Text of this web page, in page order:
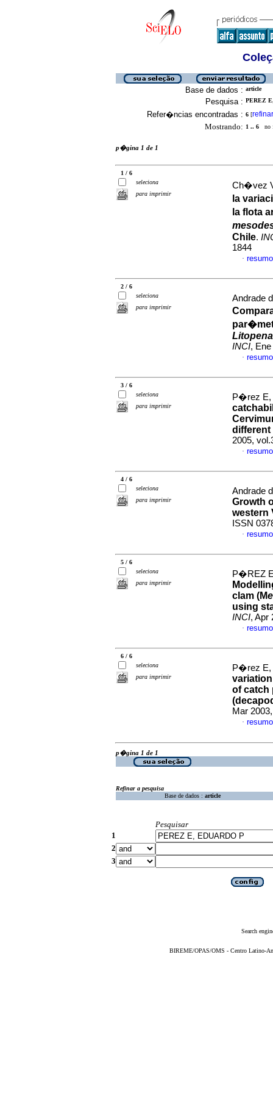
Base de dados : article
Pesquisa : PEREZ
Refer�ncias encontradas : 6 [refinar
Mostrando: 1 .. 6 no
p�gina 1 de 1
1 / 6
seleciona
para imprimir
Ch�vez
la
la flota
Chile.
1844
·
2 / 6
seleciona
para imprimir
Andrade
INCI,
·
3 / 6
seleciona
para imprimir
P�rez E,
different
2005,
·
4 / 6
seleciona
para imprimir
Andrade
Growth
western
ISSN
·
5 / 6
seleciona
para imprimir
P�REZ
clam (M
using
INCI, Apr
·
6 / 6
seleciona
para imprimir
P�rez E,
of catch
Mar
·
p�gina 1 de 1
Refinar a pesquisa
Base de dados : article
Pesquisar
1
2
3
Search
BIREME/OPAS/OMS - Centro Latino-